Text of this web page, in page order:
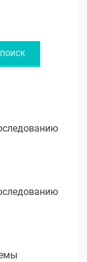
ПОИСК